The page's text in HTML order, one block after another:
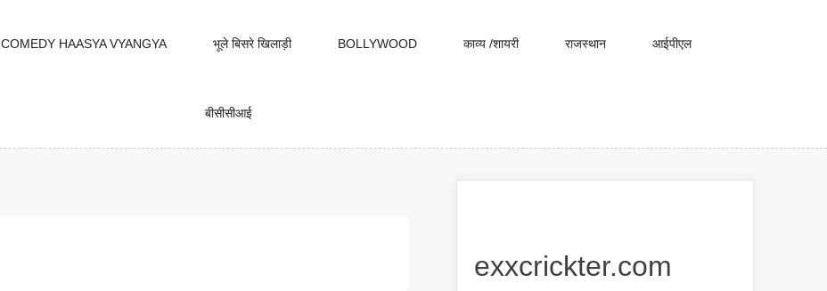
COMEDY HAASYA VYANGYA भूले बिसरे खिलाड़ी BOLLYWOOD काव्य /शायरी राजस्थान आईपीएल
बीसीसीआई
exxcrickter.com